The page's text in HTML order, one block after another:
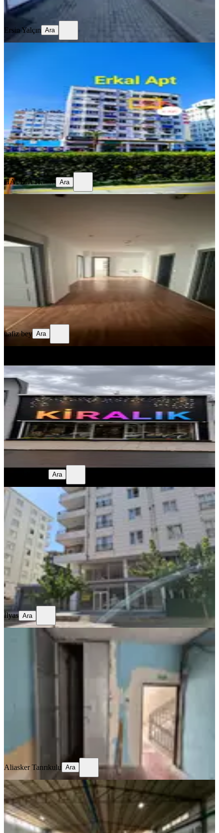
Ara
Ersin Yalçın Ara
Antalya, Muratpaşa
4 Oda·150 m²·6. Kat·04.08.2026
45.000 ₺
HAFİZA Hanım
Ara
HAFİZA Hanım Ara
Antalya, Muratpaşa
3 Oda· 140 m²· 04.08.2026
42.000 ₺
nafiz bey Ara
İstanbul, Başakşehir
4 Oda·650 m²·03.08.2026
245.000 ₺
Kemal Karaca
Ara
YENİ
Cuma Pazarının Hemen Yanı
Şanlıurfa, Haliliye
1 Oda· 740 m²· Düz Giriş (Zemin)· 03.08.2026
125.000 ₺
İlyas
Ara
İlyas Ara
Tahtakale Kiralık 450m²
Depo/dükkan/işyeri
4. Kat 03.08.2026
72.000 ₺
Ara
Aliasker Tanrıkulu Ara
YENİ
Sahibinden 3000m2 8m Yükseklik 5
Ton Tavan Vinci 250 Kw Elektirik
Bursa, Yıldırım